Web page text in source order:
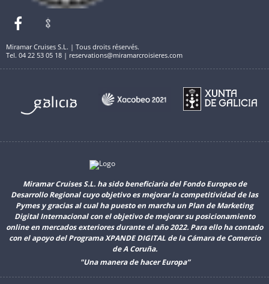
Miramar Cruises S.L. | Tous droits réservés.
Tel. 04 22 53 05 18 | reservations@miramarcroisieres.com
Miramar Cruises S.L. ha sido beneficiaria del Fondo Europeo de
Desarrollo Regional cuyo objetivo es mejorar la competitividad de las
Pymes y gracias al cual ha puesto en marcha un Plan de Marketing
Digital Internacional con el objetivo de mejorar su posicionamiento
online en mercados exteriores durante el año 2022. Para ello ha contado
con el apoyo del Programa XPANDE DIGITAL de la Cámara de Comercio
de A Coruña.
"Una manera de hacer Europa”